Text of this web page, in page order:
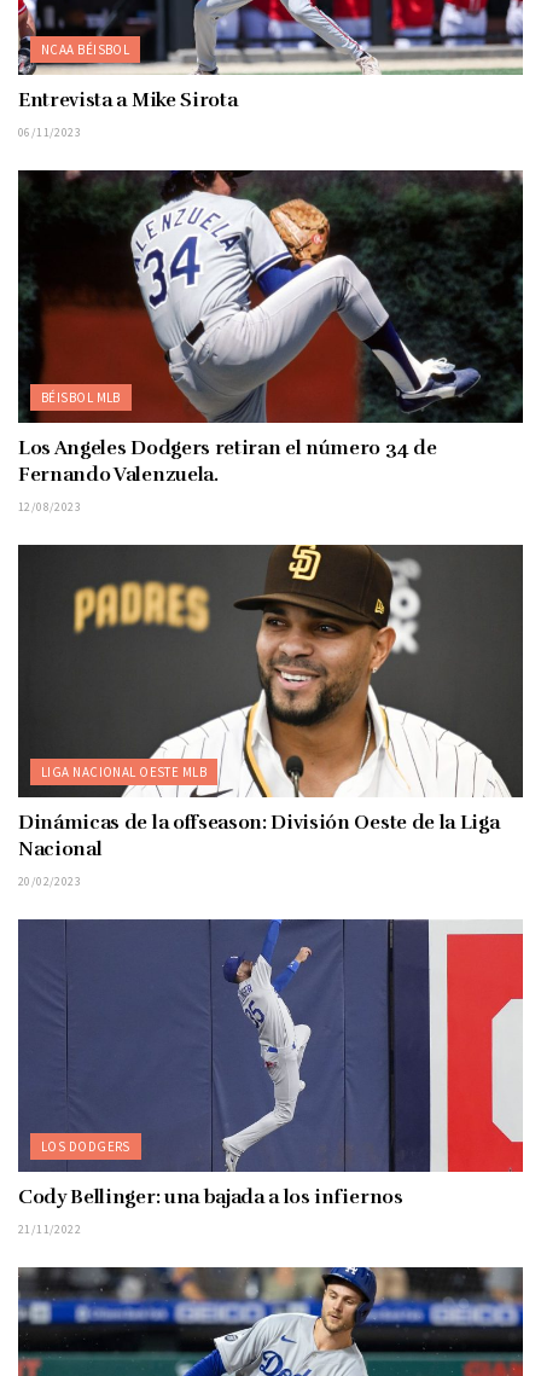
NCAA BÉISBOL
Entrevista a Mike Sirota
06/11/2023
BÉISBOL MLB
Los Angeles Dodgers retiran el número 34 de
Fernando Valenzuela.
12/08/2023
LIGA NACIONAL OESTE MLB
Dinámicas de la offseason: División Oeste de la Liga
Nacional
20/02/2023
LOS DODGERS
Cody Bellinger: una bajada a los infiernos
21/11/2022